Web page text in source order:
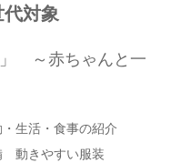
対象
」 ～赤ちゃんと一
生活・食事の紹介
動きやすい服装